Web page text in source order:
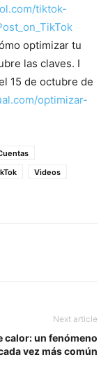
tiktok-
optimizar tu
las claves. I
15 de octubre de
optimizar-
Videos
Next article
calor: un fenómeno
vez más común